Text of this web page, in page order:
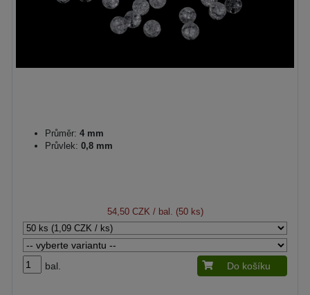
Průměr: 4 mm
Průvlek: 0,8 mm
54,50 CZK / bal. (50 ks)
bal. Do košíku